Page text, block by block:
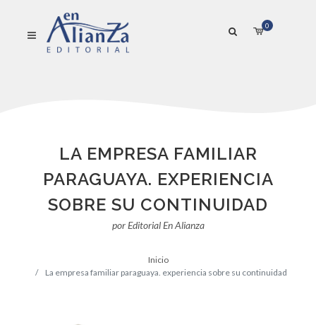
0
LA EMPRESA FAMILIAR
PARAGUAYA. EXPERIENCIA
SOBRE SU CONTINUIDAD
por Editorial En Alianza
Inicio
La empresa familiar paraguaya. experiencia sobre su continuidad